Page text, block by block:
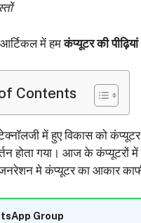
में हमकंप्यूटर की पीढ़ियां
Contents
में हुए विकास को
होता गया। आज के
मे कंप्यूटर का आकार
Group